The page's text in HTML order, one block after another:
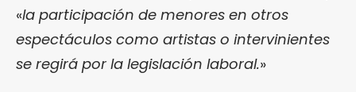
«la participación de menores en otros
espectáculos como artistas o intervinientes
se regirá por la legislación laboral.»